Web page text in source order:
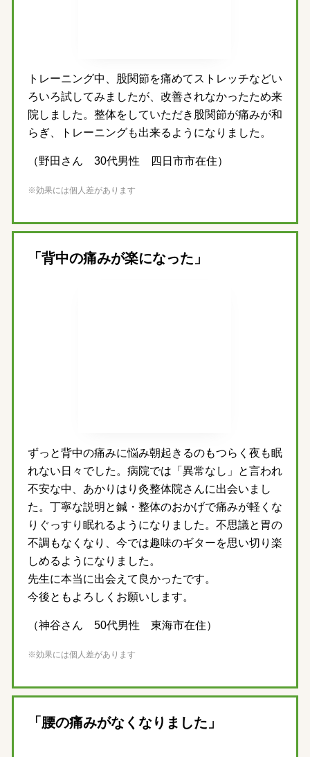
トレーニング中、股関節を痛めてストレッチなどい
ろいろ試してみましたが、改善されなかったため来
院しました。整体をしていただき股関節が痛みが和
らぎ、トレーニングも出来るようになりました。
（野田さん 30代男性 四日市市在住）
※効果には個人差があります
「背中の痛みが楽になった」
ずっと背中の痛みに悩み朝起きるのもつらく夜も眠
れない日々でした。病院では「異常なし」と言われ
不安な中、あかりはり灸整体院さんに出会いまし
た。丁寧な説明と鍼・整体のおかげで痛みが軽くな
りぐっすり眠れるようになりました。不思議と胃の
不調もなくなり、今では趣味のギターを思い切り楽
しめるようになりました。
先生に本当に出会えて良かったです。
今後ともよろしくお願いします。
（神谷さん 50代男性 東海市在住）
※効果には個人差があります
「腰の痛みがなくなりました」